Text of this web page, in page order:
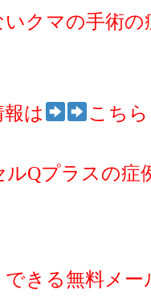
クマの手術の
は こち
Qプラスの症
きる無料メー